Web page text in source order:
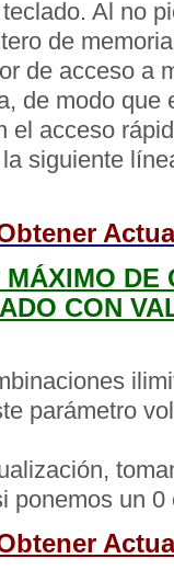
Al no
de
de acceso a
de modo que
el acceso
siguiente
MÁXIMO
CON
parámetro
ponemos un